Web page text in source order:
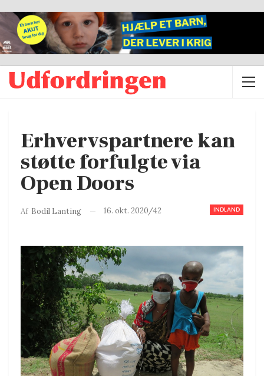
Erhvervspartnere kan
støtte forfulgte via
Open Doors
INDLAND
Af Bodil Lanting 16. okt. 2020/42